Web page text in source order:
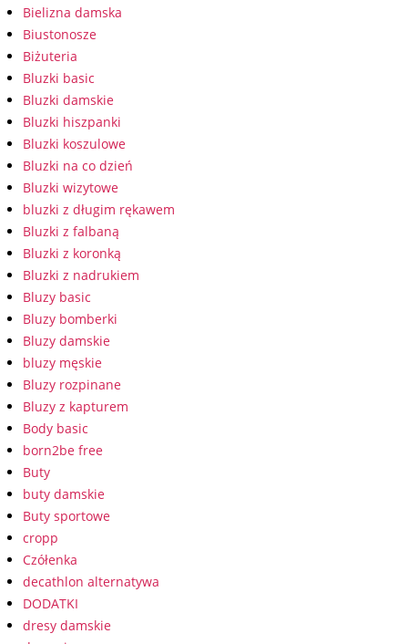
Bielizna damska
Biustonosze
Biżuteria
Bluzki basic
Bluzki damskie
Bluzki hiszpanki
Bluzki koszulowe
Bluzki na co dzień
Bluzki wizytowe
bluzki z długim rękawem
Bluzki z falbaną
Bluzki z koronką
Bluzki z nadrukiem
Bluzy basic
Bluzy bomberki
Bluzy damskie
bluzy męskie
Bluzy rozpinane
Bluzy z kapturem
Body basic
born2be free
Buty
buty damskie
Buty sportowe
cropp
Czółenka
decathlon alternatywa
DODATKI
dresy damskie